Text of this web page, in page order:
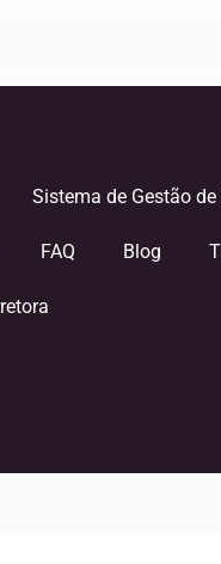
Sistema de Gestão
FAQ Blog